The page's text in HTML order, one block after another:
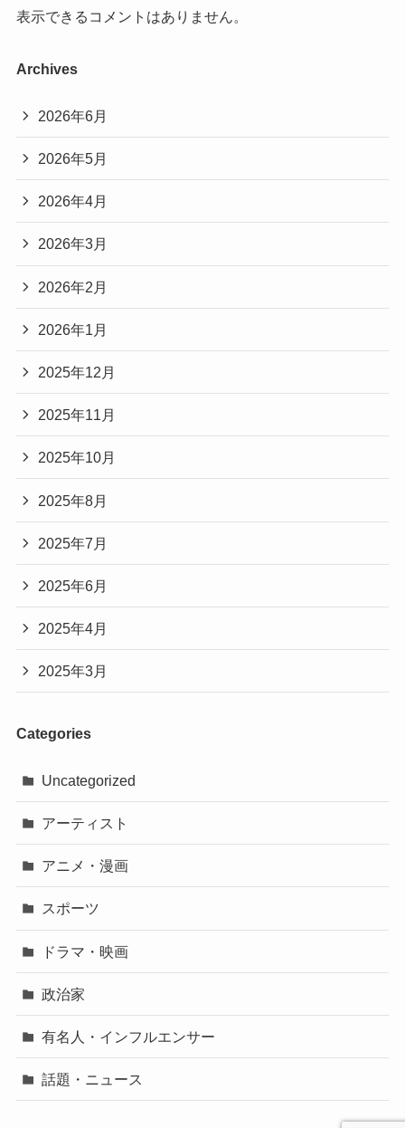
表示できるコメントはありません。
Archives
2026年6月
2026年5月
2026年4月
2026年3月
2026年2月
2026年1月
2025年12月
2025年11月
2025年10月
2025年8月
2025年7月
2025年6月
2025年4月
2025年3月
Categories
Uncategorized
アーティスト
アニメ・漫画
スポーツ
ドラマ・映画
政治家
有名人・インフルエンサー
話題・ニュース